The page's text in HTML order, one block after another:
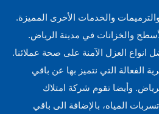
والخدمات الأخرى المميزة.
والخزانات في مدينة الرياض.
انواع العزل الآمنة على صحة عملائنا.
الفعالة التي نتميز بها عن باقي
وأيضا تقوم شركة امتلاك
المياه، بالإضافة الى باقي